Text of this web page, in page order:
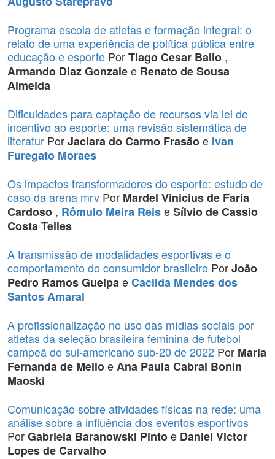
Programa escola de atletas e formação integral: o
relato de uma experiência de política pública entre
educação e esporte PorTiago Cesar Balio ,
Armando Diaz Gonzalee Renato de Sousa
Almeida
Dificuldades para captação de recursos via lei de
incentivo ao esporte: uma revisão sistemática de
literatur PorJaciara do Carmo Frasãoe Ivan
Furegato Moraes
Os impactos transformadores do esporte: estudo de
caso da arena mrv Por Mardel Vinicius de Faria
Cardoso , Rômulo Meira ReiseSílvio de Cassio
Costa Telles
A transmissão de modalidades esportivas e o
comportamento do consumidor brasileiro PorJoão
Pedro Ramos GuelpaeCacilda Mendes dos
Santos Amaral
A profissionalização no uso das mídias sociais por
atletas da seleção brasileira feminina de futebol
campeã do sul-americano sub-20 de 2022 Por Maria
Fernanda de MelloeAna Paula Cabral Bonin
Maoski
Comunicação sobre atividades físicas na rede: uma
análise sobre a influência dos eventos esportivos
PorGabriela Baranowski Pintoe Daniel Victor
Lopes de Carvalho